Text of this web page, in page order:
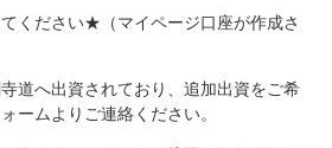
ください★（マイページ口座が作成さ
道へ出資されており、追加出資をご希
ームよりご連絡ください。